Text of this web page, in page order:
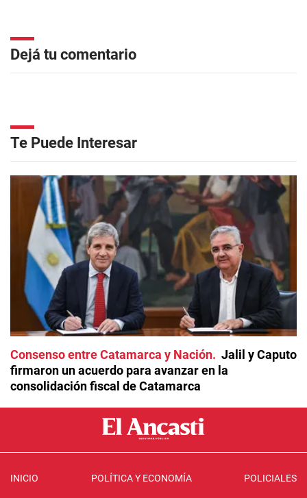
Dejá tu comentario
Te Puede Interesar
Consenso entre Catamarca y Nación
Jalil y Caputo
firmaron un acuerdo para avanzar en la
consolidación fiscal de Catamarca
INICIO POLÍTICA Y ECONOMÍA POLICIALES